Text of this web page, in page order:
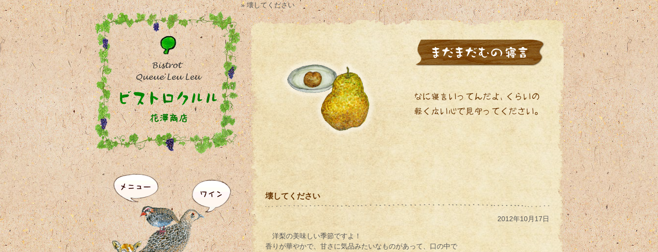
» 壊してください
壊してください
2012年10月17日
洋梨の美味しい季節ですよ！
香りが華やかで、甘さに気品みたいなものがあって、口の中で